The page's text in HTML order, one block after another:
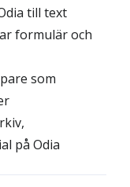
till text
formulär och
som
på Odia